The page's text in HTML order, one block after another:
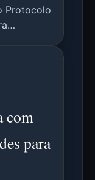
Protocolo
com
para